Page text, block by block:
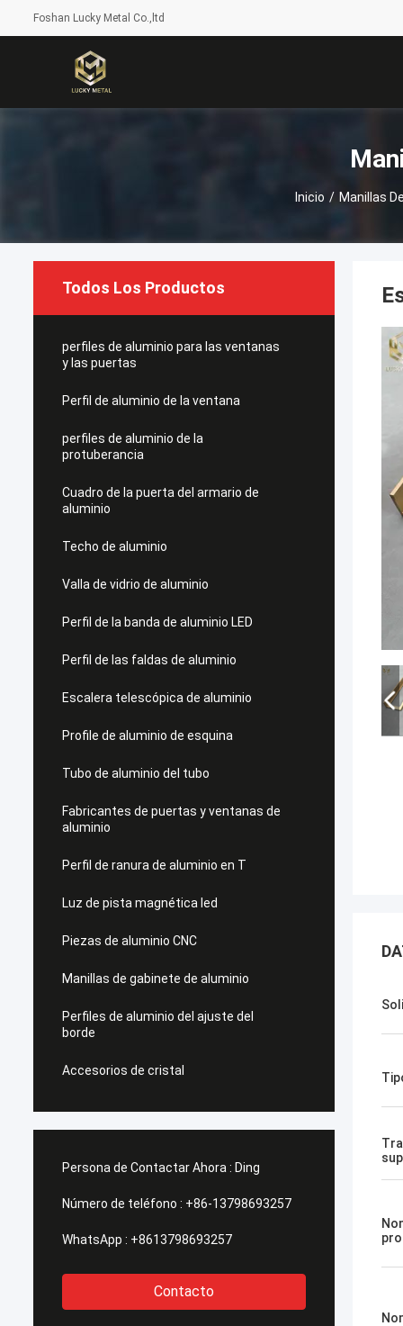
Foshan Lucky Metal Co.,ltd
Inicio / Manillas
Todos Los Productos
perfiles de aluminio para las ventanas
y las puertas
Perfil de aluminio de la ventana
perfiles de aluminio de la
protuberancia
Cuadro de la puerta del armario de
aluminio
Techo de aluminio
Valla de vidrio de aluminio
Perfil de la banda de aluminio LED
Perfil de las faldas de aluminio
Escalera telescópica de aluminio
Profile de aluminio de esquina
Tubo de aluminio del tubo
Fabricantes de puertas y ventanas de
aluminio
Perfil de ranura de aluminio en T
Luz de pista magnética led
Piezas de aluminio CNC
Manillas de gabinete de aluminio
Perfiles de aluminio del ajuste del
borde
Accesorios de cristal
Persona de Contactar Ahora : Ding
Número de teléfono : +86-13798693257
WhatsApp : +8613798693257
Contacto